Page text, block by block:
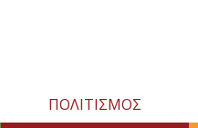
ΠΟΛΙΤΙΣΜΟΣ